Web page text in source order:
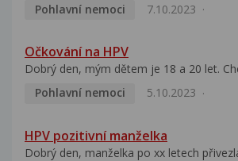
Pohlavní nemoci
7.10.2023
Očkování na HPV
Dobrý den, mým dětem je 18 a 20 let.
Pohlavní nemoci
5.10.2023
HPV pozitivní manželka
Dobrý den, manželka po xx letech